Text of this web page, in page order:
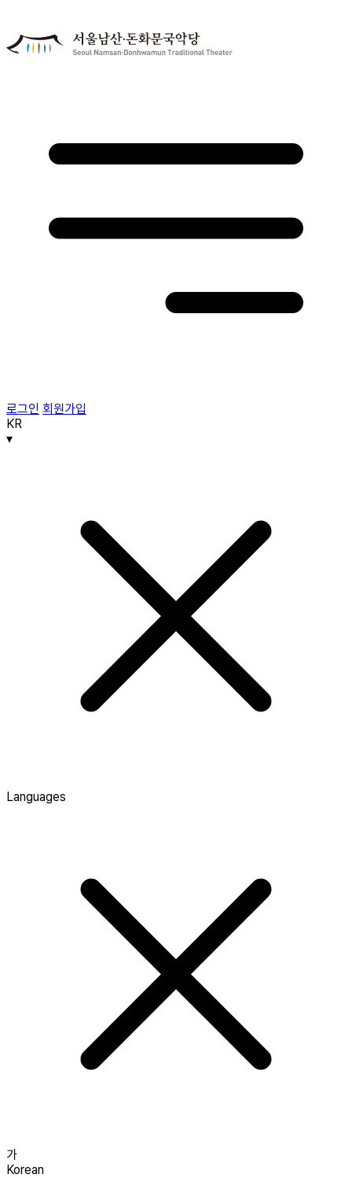
로그인 회원가입
KR
▾
Languages
가
Korean